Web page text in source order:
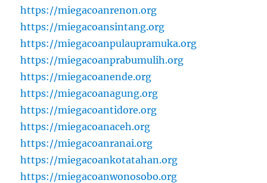
https://miegacoanrenon.org
https://miegacoansintang.org
https://miegacoanpulaupramuka.org
https://miegacoanprabumulih.org
https://miegacoanende.org
https://miegacoanagung.org
https://miegacoantidore.org
https://miegacoanaceh.org
https://miegacoanranai.org
https://miegacoankotatahan.org
https://miegacoanwonosobo.org